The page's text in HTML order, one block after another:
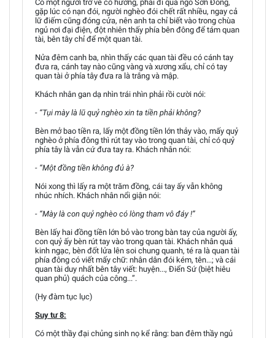
Có một người trở về cố hương, phải đi qua ngõ Sơn Đông,
gặp lúc có nạn đói, người nghèo đói chết rất nhiều, ngay cả
lữ điếm cũng đóng cửa, nên anh ta chỉ biết vào trong chùa
ngủ nơi đại điện, đột nhiên thấy phía bên đông để tám quan
tài, bên tây chỉ để một quan tài.
Nửa đêm canh ba, nhìn thấy các quan tài đều có cánh tay
đưa ra, cánh tay nào cũng vàng và xương xẩu, chỉ có tay
quan tài ở phía tây đưa ra là trắng và mập.
Khách nhân gan dạ nhìn trái nhìn phải rồi cười nói:
- “Tụi mày là lũ quỷ nghèo xin ta tiền phải không?
Bèn mở bao tiền ra, lấy một đồng tiền lớn thảy vào, mấy quỷ
nghèo ở phía đông thì rút tay vào trong quan tài, chỉ có quỷ
phía tây là vẫn cứ đưa tay ra. Khách nhân nói:
- “Một đồng tiền không đủ à?
Nói xong thì lấy ra một trăm đồng, cái tay ấy vẫn không
nhúc nhích. Khách nhân nổi giận nói:
- “Mày là con quỷ nghèo có lòng tham vô đáy !”
Bèn lấy hai đồng tiền lớn bỏ vào trong bàn tay của người ấy,
con quỷ ấy bèn rút tay vào trong quan tài. Khách nhân quá
kinh ngạc, bèn đốt lửa lên soi chung quanh, té ra là quan tài
phía đông có viết mấy chữ: nhân dân đói kém, tên...; và cái
quan tài duy nhất bên tây viết: huyện..., Điển Sứ (biệt hiêu
quan phủ) quách của công...”.
(Hy đàm tục lục)
Suy tư 8:
Có một thầy đại chủng sinh nọ kể rằng: ban đêm thầy ngủ